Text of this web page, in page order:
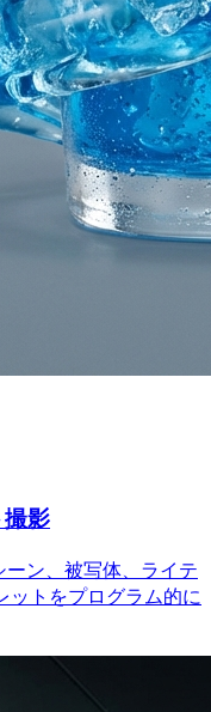
影
ン、被写体、ライテ
ットをプログラム的に